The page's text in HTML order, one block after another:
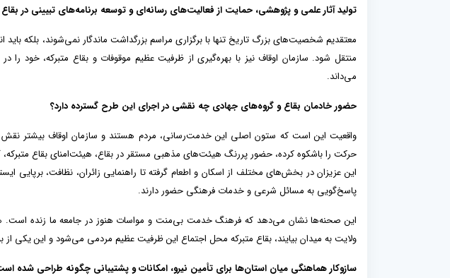
تولید آثار علمی و پژوهشی، حمایت از فعالیت‌های رسانه‌ای و توسعه برنامه‌های تبیینی در بقاع
معتقدیم شخصیت‌های بزرگ تاریخ تنها با برگزاری مراسم بزرگداشت ماندگار نمی‌شوند، بلکه باید
منتقل شود. سازمان اوقاف نیز با بهره‌گیری از ظرفیت عظیم موقوفات و بقاع متبرکه، خود
می‌داند.
حضور خادمان بقاع و گروه‌های جهادی چه نقشی در اجرای این طرح گسترده دارد؟
واقعیت این است که ستون اصلی این خدمت‌رسانی، مردم هستند و سازمان اوقاف بیشتر نقش
حرکت را باشکوه کرده، حضور پررنگ هیئت‌های مذهبی مستقر در بقاع، هیئت‌امنای بقاع
این عزیزان در بخش‌های مختلف از اسکان و اطعام گرفته تا راهنمایی زائران، نظافت، برپایی
پاسخ‌گویی به مسائل شرعی و خدمات فرهنگی حضور دارند.
این صحنه‌ها نشان می‌دهد که فرهنگ خدمت بی‌منت و مواسات هنوز در جامعه ما زنده است. هر
ولایت به میدان بیایند، بقاع متبرکه محل اجتماع این ظرفیت عظیم مردمی می‌شود و این یکی
سازوکار هماهنگی میان استان‌ها برای تأمین نیرو، امکانات و پشتیبانی چگونه طراحی شده